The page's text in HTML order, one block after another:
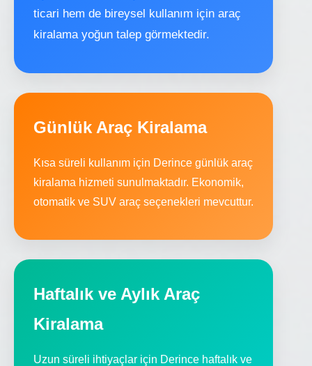
ticari hem de bireysel kullanım için araç
kiralama yoğun talep görmektedir.
Günlük Araç Kiralama
Kısa süreli kullanım için Derince günlük araç
kiralama hizmeti sunulmaktadır. Ekonomik,
otomatik ve SUV araç seçenekleri mevcuttur.
Haftalık ve Aylık Araç
Kiralama
Uzun süreli ihtiyaçlar için Derince haftalık ve